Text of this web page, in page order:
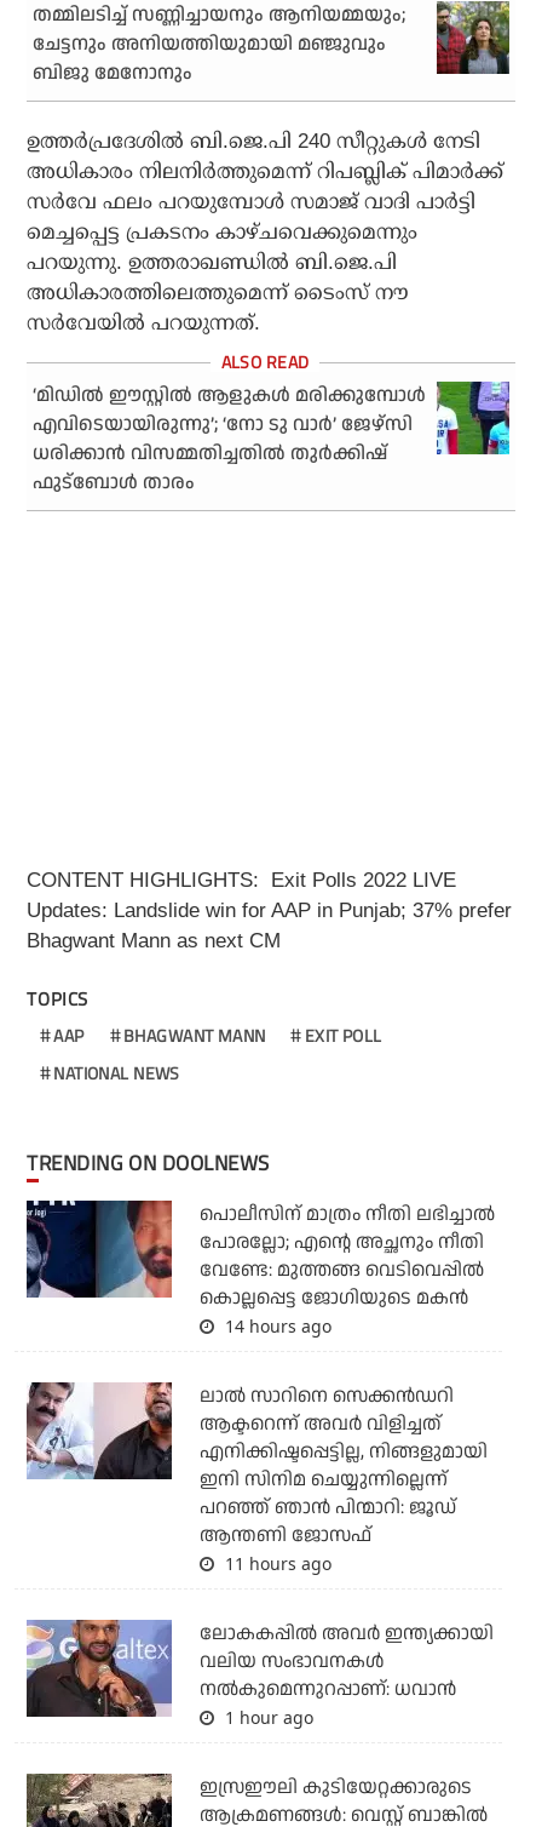
തമ്മിലടിച്ച് സണ്ണിച്ചായനും ആനിയമ്മയും;
ചേട്ടനും അനിയത്തിയുമായി മഞ്ജുവും
ബിജു മേനോനും
ഉത്തര്‍പ്രദേശില്‍ ബി.ജെ.പി 240 സീറ്റുകള്‍ നേടി
അധികാരം നിലനിര്‍ത്തുമെന്ന് റിപബ്ലിക് പിമാര്‍ക്ക്
സര്‍വേ ഫലം പറയുമ്പോള്‍ സമാജ് വാദി പാര്‍ട്ടി
മെച്ചപ്പെട്ട പ്രകടനം കാഴ്ചവെക്കുമെന്നും
പറയുന്നു. ഉത്തരാഖണ്ഡില്‍ ബി.ജെ.പി
അധികാരത്തിലെത്തുമെന്ന് ടൈംസ് നൗ
സര്‍വേയില്‍ പറയുന്നത്.
‘മിഡില്‍ ഈസ്റ്റില്‍ ആളുകള്‍ മരിക്കുമ്പോള്‍
എവിടെയായിരുന്നു’; ‘നോ ടു വാര്‍’ ജേഴ്‌സി
ധരിക്കാന്‍ വിസമ്മതിച്ചതില്‍ തുര്‍ക്കിഷ്
ഫുട്‌ബോള്‍ താരം
CONTENT HIGHLIGHTS: Exit Polls 2022 LIVE
Updates: Landslide win for AAP in Punjab; 37% prefer
Bhagwant Mann as next CM
TOPICS
AAP BHAGWANT MANN
EXIT POLL
NATIONAL NEWS
TRENDING ON DOOLNEWS
പൊലീസിന് മാത്രം നീതി ലഭിച്ചാല്‍
പോരല്ലോ; എന്റെ അച്ഛനും നീതി
വേണ്ടേ: മുത്തങ്ങ വെടിവെപ്പില്‍
കൊല്ലപ്പെട്ട ജോഗിയുടെ മകന്‍
14 hours ago
ലാല്‍ സാറിനെ സെക്കന്‍ഡറി
ആക്ടറെന്ന് അവര്‍ വിളിച്ചത്
എനിക്കിഷ്ടപ്പെട്ടില്ല, നിങ്ങളുമായി
ഇനി സിനിമ ചെയ്യുന്നില്ലെന്ന്
പറഞ്ഞ് ഞാന്‍ പിന്മാറി: ജൂഡ്
ആന്തണി ജോസഫ്
11 hours ago
ലോകകപ്പിൽ അവര്‍ ഇന്ത്യക്കായി
വലിയ സംഭാവനകള്‍
നല്‍കുമെന്നുറപ്പാണ്: ധവാന്‍
1 hour ago
ഇസ്രഈലി കുടിയേറ്റക്കാരുടെ
ആക്രമണങ്ങള്‍: വെസ്റ്റ് ബാങ്കില്‍